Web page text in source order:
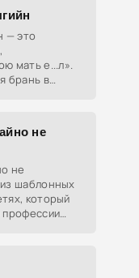
— это
мать е...л».
брань в
не
не
шаблонных
который
профессии